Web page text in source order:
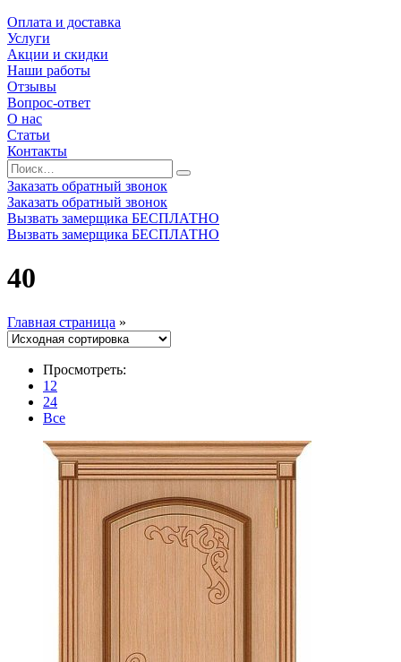
Оплата и доставка
Услуги
Акции и скидки
Наши работы
Отзывы
Вопрос-ответ
О нас
Статьи
Контакты
Заказать обратный звонок
Заказать обратный звонок
Вызвать замерщика БЕСПЛАТНО
Вызвать замерщика БЕСПЛАТНО
40
Главная страница »
Просмотреть:
12
24
Все